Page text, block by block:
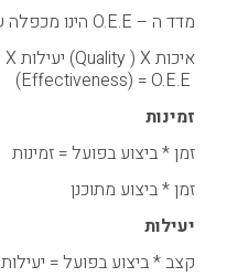
מדד ה – O.E.E הינו מכפלה של שלושה גורמים.
זמינות
זמן * ביצוע בפועל = זמינות
זמן * ביצוע מתוכנן
יעילות
קצב * ביצוע בפועל = יעילות